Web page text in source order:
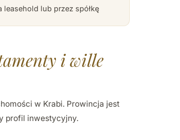
leasehold lub przez spółkę
i wille
w Krabi. Prowincja jest
profil inwestycyjny.